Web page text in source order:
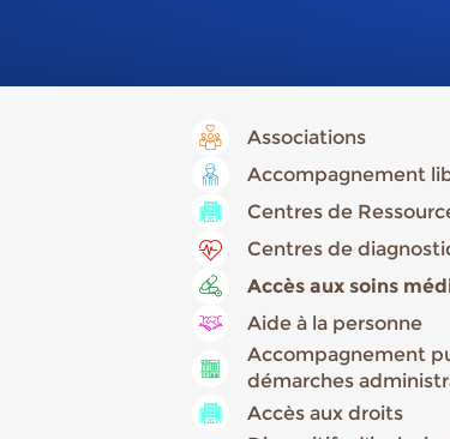
Associations
Accompagnement
Centres de
Centres de
Accès aux soins
Aide à la personne
Accompagnement
démarches
Accès aux droits